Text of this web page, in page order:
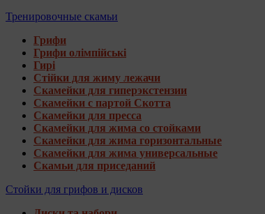
Тренировочные скамьи
Грифи
Грифи олімпійські
Гирі
Стійки для жиму лежачи
Скамейки для гиперэкстензии
Скамейки с партой Скотта
Скамейки для пресса
Скамейки для жима со стойками
Скамейки для жима горизонтальные
Скамейки для жима универсальные
Скамьи для приседаний
Стойки для грифов и дисков